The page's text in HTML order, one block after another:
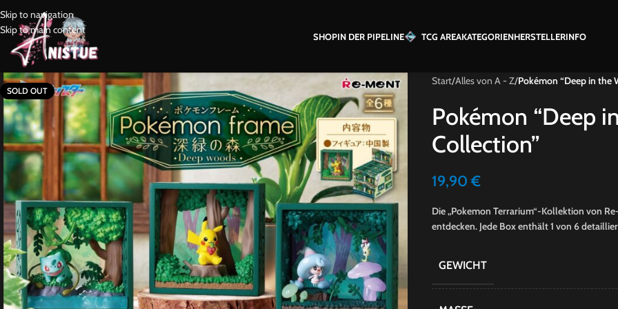
Skip to navigation
Skip to main content
SHOPIN DER PIPELINE TCG AREAKATEGORIENHERSTELLERINFO
SOLD OUT
Start/Alles von A - Z/Pokémon “Deep in the
Pokémon “Deep
Collection”
19,90€
Die „Pokemon Terrarium“-Kollektion von
entdecken. Jede Box enthält 1 von 6
GEWICHT